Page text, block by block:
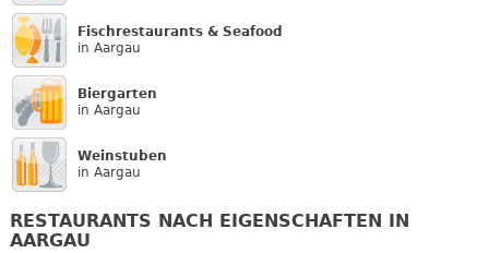
Fischrestaurants & Seafood
in Aargau
Biergarten
in Aargau
Weinstuben
in Aargau
RESTAURANTS NACH EIGENSCHAFTEN IN
AARGAU